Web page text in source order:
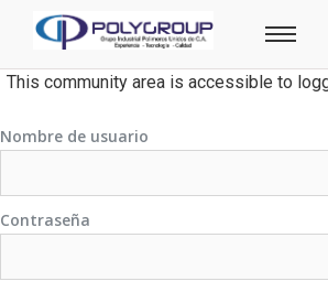
This community area is accessible to
Nombre de usuario
Contraseña